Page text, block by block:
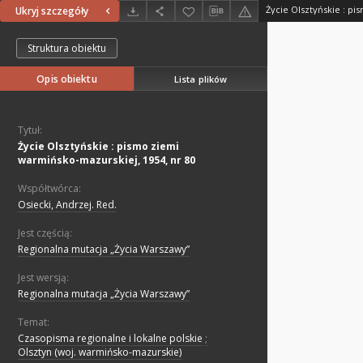
Ukryj szczegóły
Struktura obiektu
Opis obiektu Lista plików
Tytuł:
Życie Olsztyńskie : pismo ziemi
warmińsko-mazurskiej, 1954, nr 80
Współtwórca:
Osiecki, Andrzej. Red.
Jest częścią:
Regionalna mutacja „Życia Warszawy”
Jest wersją:
Regionalna mutacja „Życia Warszawy”
Temat:
Czasopisma regionalne i lokalne polskie ;
Olsztyn (woj. warmińsko-mazurskie)